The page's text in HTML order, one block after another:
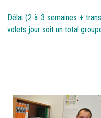
Délai (2 à 3 semaines +
volets jour soit un total